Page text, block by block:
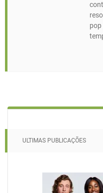
pop
ULTIMAS PUBLICAÇÕES